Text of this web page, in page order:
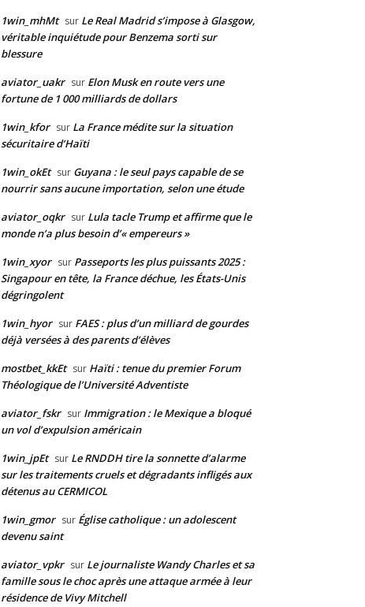
1win_mhMt sur Le Real Madrid s’impose à Glasgow,
véritable inquiétude pour Benzema sorti sur
blessure
aviator_uakr sur Elon Musk en route vers une
fortune de 1 000 milliards de dollars
1win_kfor sur La France médite sur la situation
sécuritaire d’Haïti
1win_okEt sur Guyana : le seul pays capable de se
nourrir sans aucune importation, selon une étude
aviator_oqkr sur Lula tacle Trump et affirme que le
monde n’a plus besoin d’« empereurs »
1win_xyor sur Passeports les plus puissants 2025 :
Singapour en tête, la France déchue, les États-Unis
dégringolent
1win_hyor sur FAES : plus d’un milliard de gourdes
déjà versées à des parents d’élèves
mostbet_kkEt sur Haïti : tenue du premier Forum
Théologique de l’Université Adventiste
aviator_fskr sur Immigration : le Mexique a bloqué
un vol d’expulsion américain
1win_jpEt sur Le RNDDH tire la sonnette d’alarme
sur les traitements cruels et dégradants infligés aux
détenus au CERMICOL
1win_gmor sur Église catholique : un adolescent
devenu saint
aviator_vpkr sur Le journaliste Wandy Charles et sa
famille sous le choc après une attaque armée à leur
résidence de Vivy Mitchell